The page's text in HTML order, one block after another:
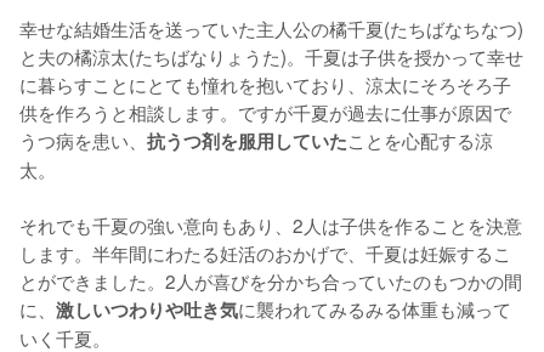
幸せな結婚生活を送っていた主人公の橘千夏(たちばなちなつ)
と夫の橘涼太(たちばなりょうた)。千夏は子供を授かって幸せ
に暮らすことにとても憧れを抱いており、涼太にそろそろ子
供を作ろうと相談します。ですが千夏が過去に仕事が原因で
うつ病を患い、 抗うつ剤を服用していたことを心配する涼
太。
それでも千夏の強い意向もあり、2人は子供を作ることを決意
します。半年間にわたる妊活のおかげで、千夏は妊娠するこ
とができました。2人が喜びを分かち合っていたのもつかの間
に、 激しいつわりや吐き気に襲われてみるみる体重も減って
いく千夏。